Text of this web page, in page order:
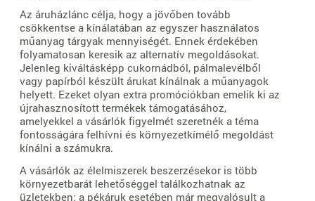
Az áruházlánc célja, hogy a jövőben tovább
csökkentse a kínálatában az egyszer használatos
műanyag tárgyak mennyiségét. Ennek érdekében
folyamatosan keresik az alternatív megoldásokat.
Jelenleg kiváltásképp cukornádból, pálmalevélből
vagy papírból készült árukat kínálnak a műanyagok
helyett. Ezeket olyan extra promóciókban emelik ki az
újrahasznosított termékek támogatásához,
amelyekkel a vásárlók figyelmét szeretnék a téma
fontosságára felhívni és környezetkímélő megoldást
kínálni a számukra.
A vásárlók az élelmiszerek beszerzésekor is több
környezetbarát lehetőséggel találkozhatnak az
üzletekben: a pékáruk esetében már megvalósult a